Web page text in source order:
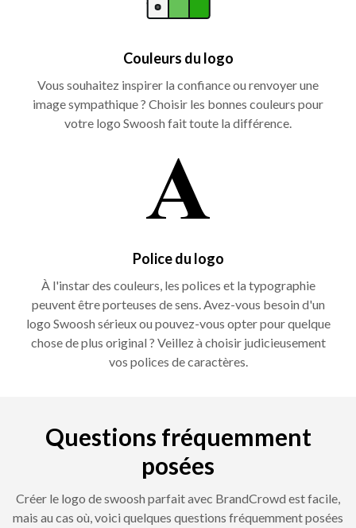
Couleurs du logo
Vous souhaitez inspirer la confiance ou renvoyer une
image sympathique ? Choisir les bonnes couleurs pour
votre logo Swoosh fait toute la différence.
Police du logo
À l'instar des couleurs, les polices et la typographie
peuvent être porteuses de sens. Avez-vous besoin d'un
logo Swoosh sérieux ou pouvez-vous opter pour quelque
chose de plus original ? Veillez à choisir judicieusement
vos polices de caractères.
Questions fréquemment
posées
Créer le logo de swoosh parfait avec BrandCrowd est facile,
mais au cas où, voici quelques questions fréquemment posées